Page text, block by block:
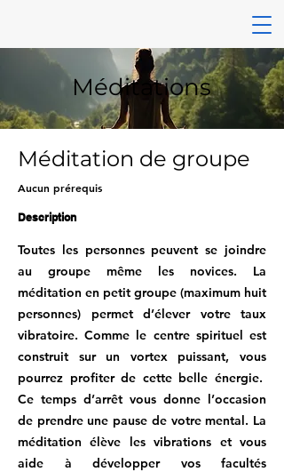
Méditations
Méditation de groupe
Aucun prérequis
Description
Toutes les personnes peuvent se joindre
au groupe même les novices. La
méditation en petit groupe (maximum huit
personnes) permet d’élever votre taux
vibratoire. Comme le centre spirituel est
construit sur un vortex puissant, vous
pourrez profiter de cette belle énergie.
Ce temps d’arrêt vous donne l’occasion
de prendre une pause de votre mental. La
méditation élève les vibrations et vous
aide à développer vos facultés